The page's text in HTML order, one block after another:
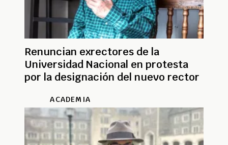
Renuncian exrectores de la
Universidad Nacional en protesta
por la designación del nuevo rector
ACADEMIA